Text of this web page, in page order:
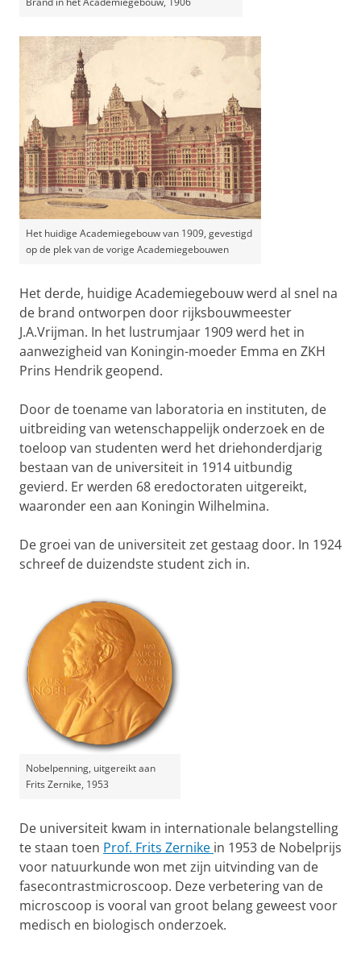
Het huidige Academiegebouw van 1909, gevestigd
op de plek van de vorige Academiegebouwen
Het derde, huidige Academiegebouw werd al snel na
de brand ontworpen door rijksbouwmeester
J.A.Vrijman. In het lustrumjaar 1909 werd het in
aanwezigheid van Koningin-moeder Emma en ZKH
Prins Hendrik geopend.
Door de toename van laboratoria en instituten, de
uitbreiding van wetenschappelijk onderzoek en de
toeloop van studenten werd het driehonderdjarig
bestaan van de universiteit in 1914 uitbundig
gevierd. Er werden 68 eredoctoraten uitgereikt,
waaronder een aan Koningin Wilhelmina.
De groei van de universiteit zet gestaag door. In 1924
schreef de duizendste student zich in.
Nobelpenning, uitgereikt aan
Frits Zernike, 1953
De universiteit kwam in internationale belangstelling
te staan toen Prof. Frits Zernike in 1953 de Nobelprijs
voor natuurkunde won met zijn uitvinding van de
fasecontrastmicroscoop. Deze verbetering van de
microscoop is vooral van groot belang geweest voor
medisch en biologisch onderzoek.